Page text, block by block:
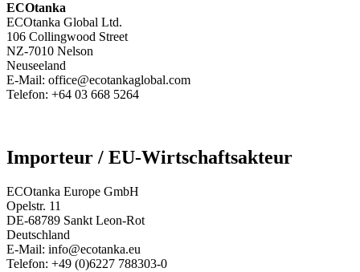
ECOtanka
ECOtanka Global Ltd.
106 Collingwood Street
NZ-7010 Nelson
Neuseeland
E-Mail: office@ecotankaglobal.com
Telefon: +64 03 668 5264
Importeur / EU-Wirtschaftsakteur
ECOtanka Europe GmbH
Opelstr. 11
DE-68789 Sankt Leon-Rot
Deutschland
E-Mail: info@ecotanka.eu
Telefon: +49 (0)6227 788303-0